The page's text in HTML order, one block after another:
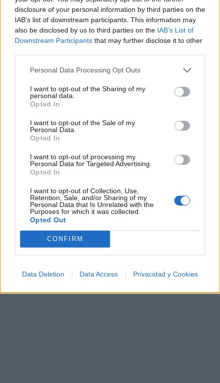
disclosure of your personal information by third parties on the
IAB’s list of downstream participants. This information may
also be disclosed by us to third parties on the IAB’s List of
Downstream Participants that may further disclose it to other
Personal Data Processing Opt Outs
I want to opt-out of the Sharing of my
personal data.
Opted In
I want to opt-out of the Sale of my
Personal Data.
Opted In
I want to opt-out of processing my
Personal Data for Targeted Advertising.
Opted In
I want to opt-out of Collection, Use,
Retention, Sale, and/or Sharing of my
Personal Data that Is Unrelated with the
Purposes for which it was collected.
Opted Out
CONFIRM
Data Deletion Data Access Privacidad y Cookies
Añadir un comentario ...
🪐🚀 Canciones para Ver las Estrellas:
Psicodelia y Space Rock 🎸✨
🌌🚀 Viaje intergaláctico: la mejor selección de
psicodelia, space rock y atmósferas cósmicas para
tus noches de astronomía. 🪐🎸 Desconecta, mira
esta colección para tu próxima noche estrellada!
✨⭐
Letras Top Artistas Playlists
N O P Q R S T W
Z #